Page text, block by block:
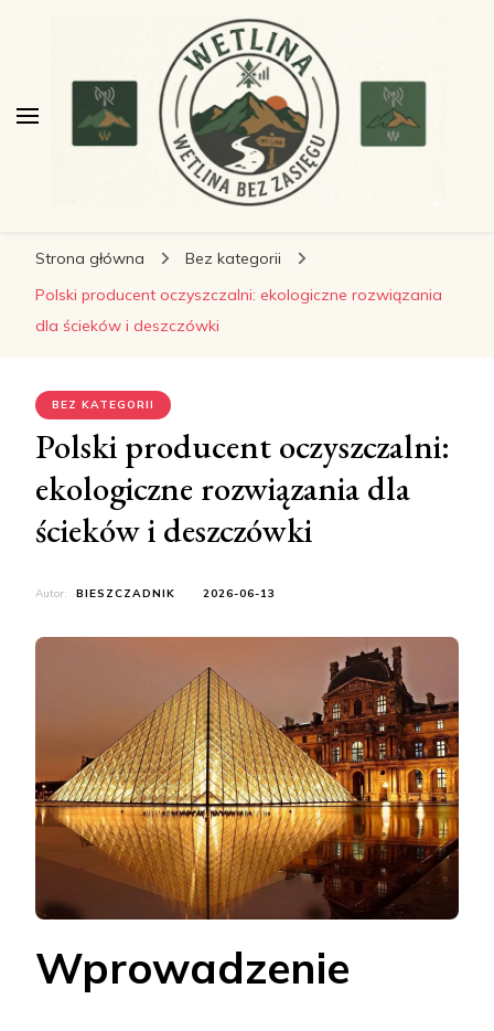
wetlinabezzasiegu.pl
Strona główna
Bez kategorii
Polski producent oczyszczalni: ekologiczne rozwiązania
dla ścieków i deszczówki
BEZ KATEGORII
Polski producent oczyszczalni:
ekologiczne rozwiązania dla
ścieków i deszczówki
Autor: BIESZCZADNIK 2026-06-13
Wprowadzenie